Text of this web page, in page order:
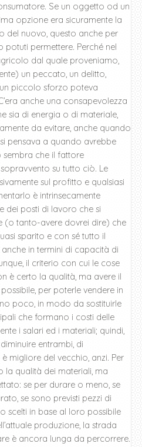
Se un oggetto od un
opzione era sicuramente la
del nuovo, questo anche per
permettere. Perché nel
dal quale proveniamo,
un peccato, un delitto,
piccolo sforzo poteva
anche una consapevolezza
sia di energia o di materiale,
da evitare, anche quando
pensava a quando avrebbe
che il fattore
su tutto ciò. Le
sul profitto e qualsiasi
è intrinsecamente
dei posti di lavoro che si
(o tanto-avere dovrei dire) che
sparito e con sé tutto il
in termini di capacità di
il criterio con cui le cose
è certo la qualità, ma avere il
per poterle vendere in
poco, in modo da sostituirle
che formano i costi delle
i salari ed i materiali; quindi,
entrambi, di
migliore del vecchio, anzi. Per
la qualità dei materiali, ma
se per durare o meno, se
se sono previsti pezzi di
scelti in base al loro possibile
produzione, la strada
è ancora lunga da percorrere.